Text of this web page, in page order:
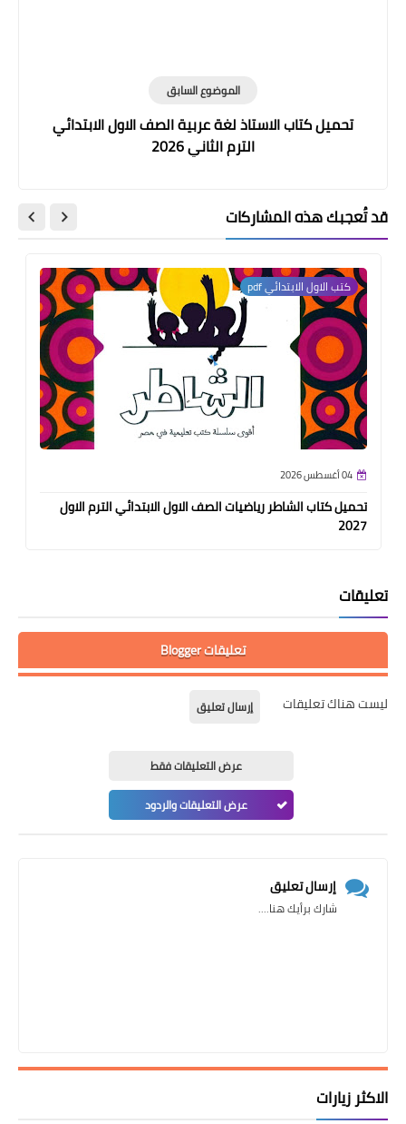
الموضوع السابق
تحميل كتاب الاستاذ لغة عربية الصف الاول الابتدائي
الترم الثاني 2026
قد تُعجبك هذه المشاركات
كتب الاول الابتدائي pdf
04 أغسطس 2026
تحميل كتاب الشاطر رياضيات الصف الاول الابتدائي الترم الاول
2027
تعليقات
تعليقات Blogger
ليست هناك تعليقات إرسال تعليق
عرض التعليقات فقط
عرض التعليقات والردود
إرسال تعليق
شارك برأيك هنا....
الاكثر زيارات